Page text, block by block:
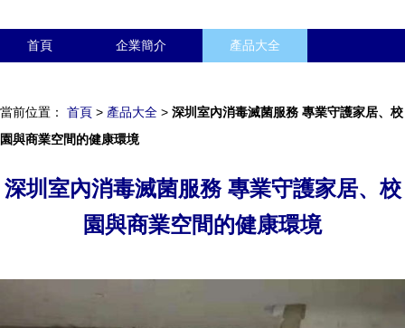
首頁 企業簡介 產品大全
當前位置： 首頁 > 產品大全 > 深圳室內消毒滅菌服務 專業守護家居、校
園與商業空間的健康環境
深圳室內消毒滅菌服務 專業守護家居、校
園與商業空間的健康環境